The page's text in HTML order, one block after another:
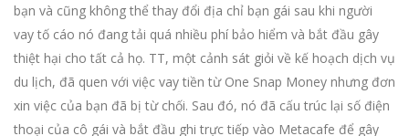
bạn và cũng không thể thay đổi địa chỉ bạn gái sau khi người
vay tố cáo nó đang tải quá nhiều phí bảo hiểm và bắt đầu gây
thiệt hại cho tất cả họ. TT, một cảnh sát giỏi về kế hoạch dịch vụ
du lịch, đã quen với việc vay tiền từ One Snap Money nhưng đơn
xin việc của bạn đã bị từ chối. Sau đó, nó đã cấu trúc lại số điện
thoại của cô gái và bắt đầu ghi trực tiếp vào Metacafe để gây